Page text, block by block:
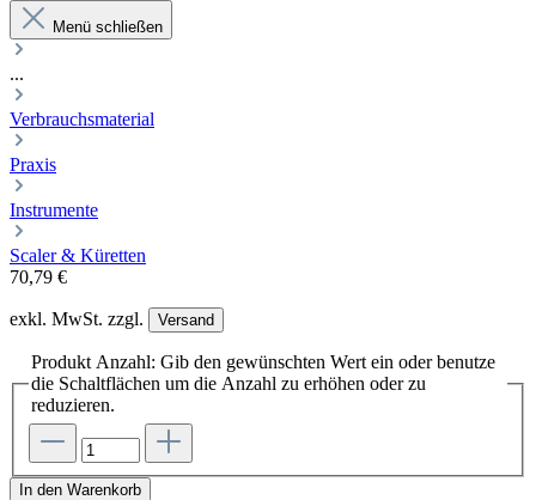
Menü schließen
...
Verbrauchsmaterial
Praxis
Instrumente
Scaler & Küretten
70,79 €
exkl. MwSt. zzgl. Versand
Produkt Anzahl: Gib den gewünschten Wert ein oder benutze
die Schaltflächen um die Anzahl zu erhöhen oder zu
reduzieren.
In den Warenkorb